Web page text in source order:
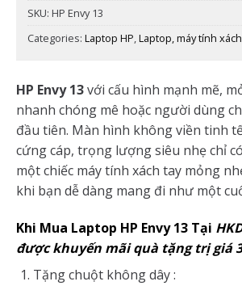
SKU: HP Envy 13
Categories: Laptop HP Laptop, máy tính
HP Envy 13với cấu hình mạnh mẽ,
nhanh chóng mê hoặc người dùng
đầu tiên. Màn hình không viền tinh
cứng cáp, trọng lượng siêu nhẹ chỉ
một chiếc máy tính xách tay mỏng
khi bạn dễ dàng mang đi như một
Khi Mua Laptop HP Envy 13 Tại
được khuyến mãi quà tặng trị giá
Tặng chuột không dây :